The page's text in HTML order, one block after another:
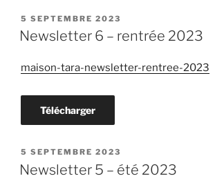
PUBLIÉ
LE
5 SEPTEMBRE 2023
Newsletter 6 – rentrée 2023
maison-tara-newsletter-rentree-2023
Télécharger
PUBLIÉ
LE
5 SEPTEMBRE 2023
Newsletter 5 – été 2023